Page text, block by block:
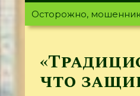
Осторожно,
что